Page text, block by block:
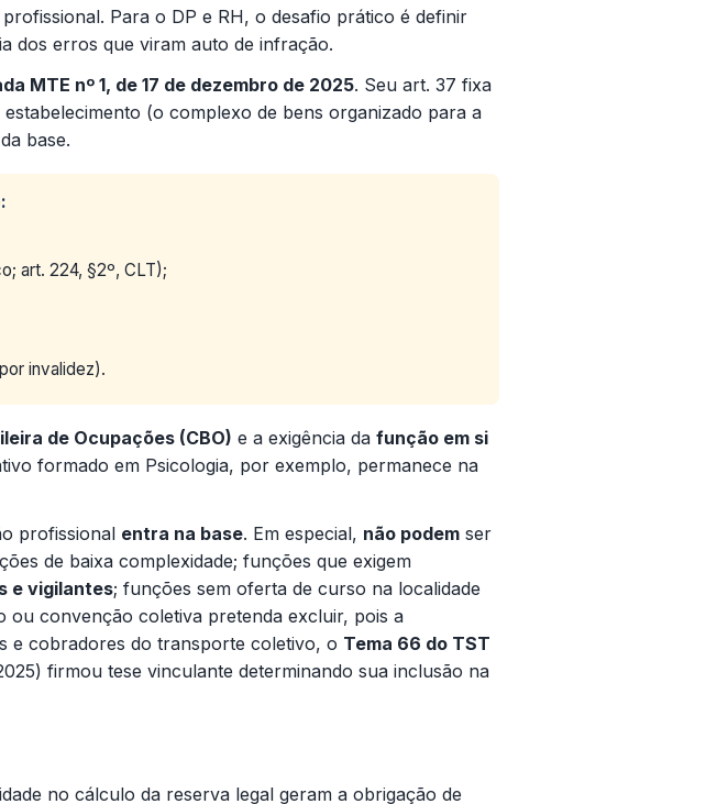
Para o DP e RH, o desafio prático é definir
dos erros que viram auto de infração.
MTE nº 1, de 17 de dezembro de 2025. Seu art. 37 fixa
(o complexo de bens organizado para a
base.
art. 224, §2º, CLT);
invalidez).
de Ocupações (CBO) e a exigência da função em si
formado em Psicologia, por exemplo, permanece na
profissional entra na base. Em especial, não podem ser
de baixa complexidade; funções que exigem
e vigilantes; funções sem oferta de curso na localidade
convenção coletiva pretenda excluir, pois a
e cobradores do transporte coletivo, o Tema 66 do TST
firmou tese vinculante determinando sua inclusão na
no cálculo da reserva legal geram a obrigação de